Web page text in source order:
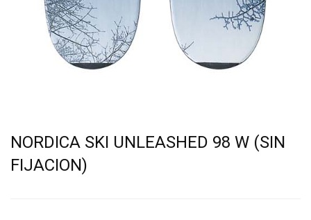
NORDICA SKI UNLEASHED 98 W (SIN
FIJACION)